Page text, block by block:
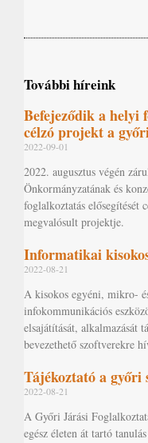
További híreink
Befejeződik a helyi
célzó projekt a
2022-09-01
2022. augusztus végén
Önkormányzatának és
foglalkoztatás elősegítését
megvalósult projektje.
Informatikai
2022-08-21
A kisokos egyéni, mikro-
infokommunikációs
elsajátítását, alkalmazását
bevezethető szoftverekre
Tájékoztató a győri
2022-08-21
A Győri Járási
egész életen át tartó